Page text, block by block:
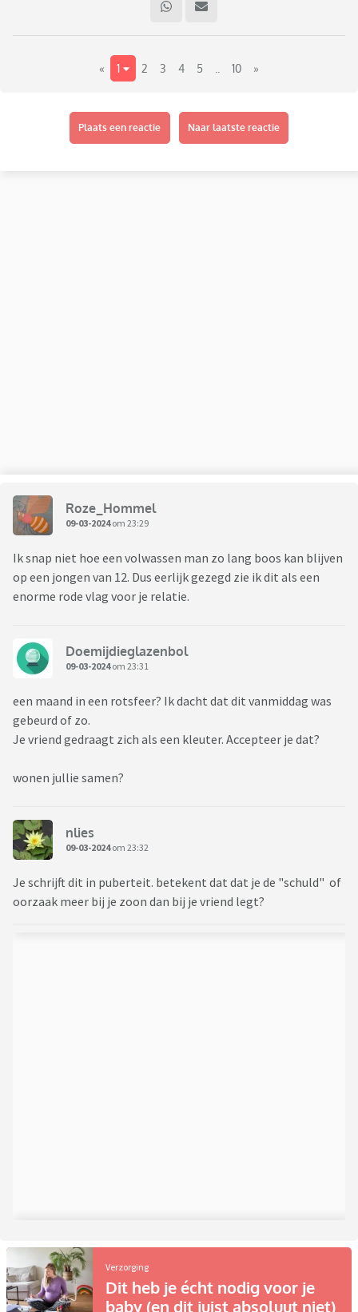
« 1 2 3 4 5 10 »
Plaats een reactie Naar laatste reactie
Roze_Hommel
09-03-2024om 23:29
Ik snap niet hoe een volwassen man zo lang boos kan blijven
op een jongen van 12. Dus eerlijk gezegd zie ik dit als een
enorme rode vlag voor je relatie.
Doemijdieglazenbol
09-03-2024om 23:31
een maand in een rotsfeer? Ik dacht dat dit vanmiddag was
gebeurd of zo.
Je vriend gedraagt zich als een kleuter. Accepteer je dat?
wonen jullie samen?
nlies
09-03-2024om 23:32
Je schrijft dit in puberteit. betekent dat dat je de "schuld" of
oorzaak meer bij je zoon dan bij je vriend legt?
Verzorging
Dit heb je écht nodig voor je
baby (en dit juist absoluut niet)